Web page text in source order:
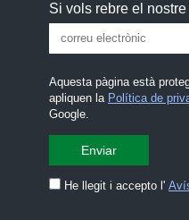
Si vols rebre el
Aquesta pàgina està
apliquen la Política de
Google.
He llegit i accepto l'